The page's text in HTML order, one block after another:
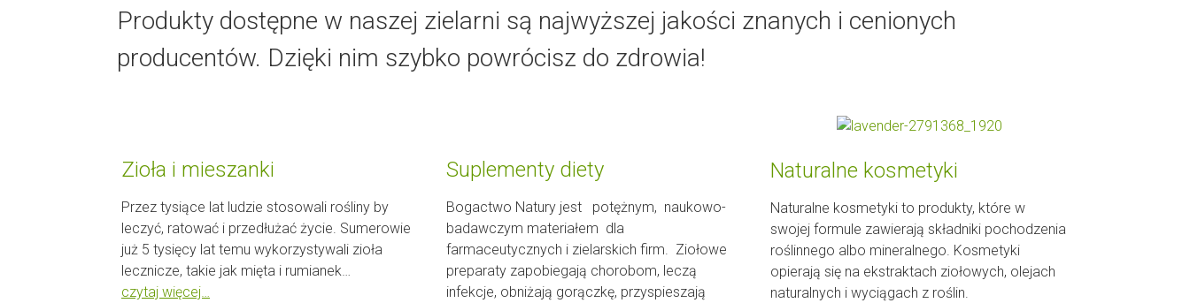
Produkty dostępne w naszej zielarni są najwyższej jakości znanych i cenionych
producentów. Dzięki nim szybko powrócisz do zdrowia!
Zioła i mieszanki
Przez tysiące lat ludzie stosowali rośliny by
leczyć, ratować i przedłużać życie. Sumerowie
już 5 tysięcy lat temu wykorzystywali zioła
lecznicze, takie jak mięta i rumianek…
czytaj więcej…
Suplementy diety
Bogactwo Natury jest potężnym, naukowo-
badawczym materiałem dla
farmaceutycznych i zielarskich firm. Ziołowe
preparaty zapobiegają chorobom, leczą
infekcje, obniżają gorączkę, przyspieszają
Naturalne kosmetyki
Naturalne kosmetyki to produkty, które w
swojej formule zawierają składniki pochodzenia
roślinnego albo mineralnego. Kosmetyki
opierają się na ekstraktach ziołowych, olejach
naturalnych i wyciągach z roślin.